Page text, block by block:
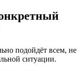
подойдёт всем, не
ситуации.